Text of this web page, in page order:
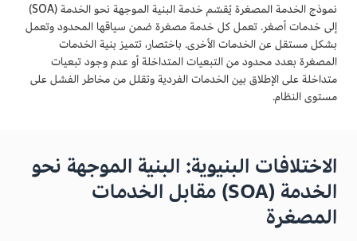
نموذج الخدمة المصغرة يُقسّم خدمة البنية الموجهة نحو الخدمة (SOA)
إلى خدمات أصغر. تعمل كل خدمة مصغرة ضمن سياقها المحدود وتعمل
بشكل مستقل عن الخدمات الأخرى. باختصار، تتميز بنية الخدمات
المصغرة بعدد محدود من التبعيات المتداخلة أو عدم وجود تبعيات
متداخلة على الإطلاق بين الخدمات الفردية وتقلل من مخاطر الفشل على
مستوى النظام.
الاختلافات البنيوية: البنية الموجهة نحو
الخدمة (SOA) مقابل الخدمات
المصغرة